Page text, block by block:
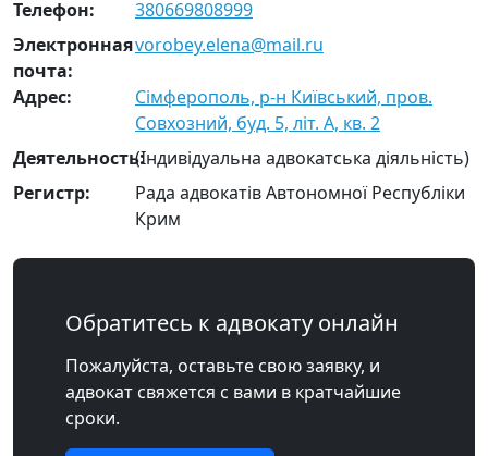
Телефон:
380669808999
Электронная
почта:
vorobey.elena@mail.ru
Адрес:
Сімферополь, р-н Київський, пров.
Совхозний, буд. 5, літ. А, кв. 2
Деятельность:(Індивідуальна адвокатська діяльність)
Регистр:
Рада адвокатів Автономної Республіки
Крим
Обратитесь к адвокату онлайн
Пожалуйста, оставьте свою заявку, и
адвокат свяжется с вами в кратчайшие
сроки.